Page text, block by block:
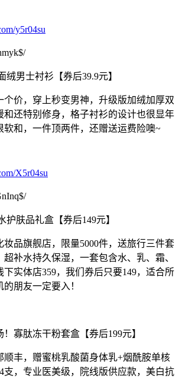
y5r04su
绒男士衬衫【券后39.9元】
个价，穿上秒变男神，升级版加绒加厚双
和还特别修身，格子衬衫的设计也很显年
软和，一件顶两件，还赠送运费险噢~
X5r04su
护肤品礼盒【券后149元】
品旗舰店，限量5000件，送旅行三件套
补水持久保湿，一套包含水、乳、霜、
实体店359，我们券后只要149，适合所
朋友一定要入！
寡肽冻干粉套盒【券后199元】
顺丰，赠蜜桃乳酸菌身体乳+烟酰胺单核
支，专业医美级，院线版供应款，美白抗